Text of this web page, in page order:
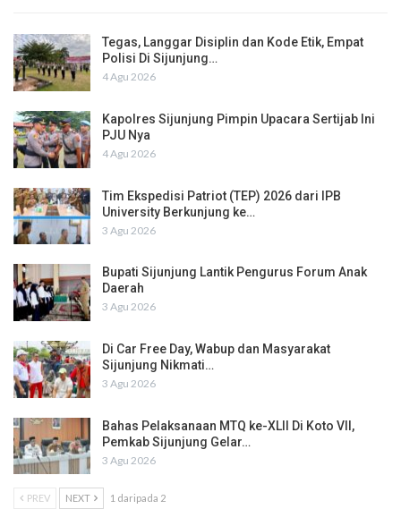
Tegas, Langgar Disiplin dan Kode Etik, Empat
Polisi Di Sijunjung…
4 Agu 2026
Kapolres Sijunjung Pimpin Upacara Sertijab Ini
PJU Nya
4 Agu 2026
Tim Ekspedisi Patriot (TEP) 2026 dari IPB
University Berkunjung ke…
3 Agu 2026
Bupati Sijunjung Lantik Pengurus Forum Anak
Daerah
3 Agu 2026
Di Car Free Day, Wabup dan Masyarakat
Sijunjung Nikmati…
3 Agu 2026
Bahas Pelaksanaan MTQ ke-XLII Di Koto VII,
Pemkab Sijunjung Gelar…
3 Agu 2026
PREV NEXT 1 daripada 2